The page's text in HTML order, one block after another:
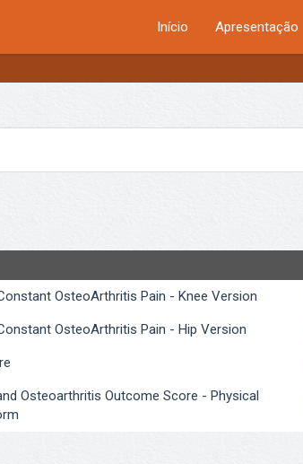
Início Apresentação
OsteoArthritis Pain - Knee Version
OsteoArthritis Pain - Hip Version
Osteoarthritis Outcome Score - Physical